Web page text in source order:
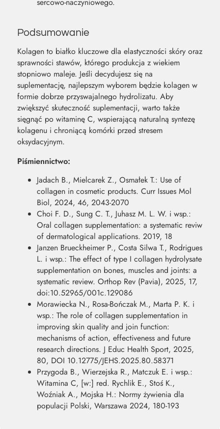
Podsumowanie
Kolagen to białko kluczowe dla elastyczności skóry oraz
sprawności stawów, którego produkcja z wiekiem
stopniowo maleje. Jeśli decydujesz się na
suplementację, najlepszym wyborem będzie kolagen w
formie dobrze przyswajalnego hydrolizatu. Aby
zwiększyć skuteczność suplementacji, warto także
sięgnąć po witaminę C, wspierającą naturalną syntezę
kolagenu i chroniącą komórki przed stresem
oksydacyjnym.
Piśmiennictwo:
Jadach B., Mielcarek Z., Osmałek T.: Use of
collagen in cosmetic products. Curr Issues Mol
Biol, 2024, 46, 2043-2070
Choi F. D., Sung C. T., Juhasz M. L. W. i wsp.:
Oral collagen supplementation: a systematic reviw
of dermatological applications. 2019, 18
Janzen Brueckheimer P., Costa Silwa T., Rodrigues
L. i wsp.: The effect of type I collagen hydrolysate
supplementation on bones, muscles and joints: a
systematic review. Orthop Rev (Pavia), 2025, 17,
doi:10.52965/001c.129086
Morawiecka N., Rosa-Bończak M., Marta P. K. i
wsp.: The role of collagen supplementation in
improving skin quality and join function:
mechanisms of action, effectiveness and future
research directions. J Educ Health Sport, 2025,
80, DOI 10.12775/JEHS.2025.80.58371
Przygoda B., Wierzejska R., Matczuk E. i wsp.:
Witamina C, [w:] red. Rychlik E., Stoś K.,
Woźniak A., Mojska H.: Normy żywienia dla
populacji Polski, Warszawa 2024, 180-193